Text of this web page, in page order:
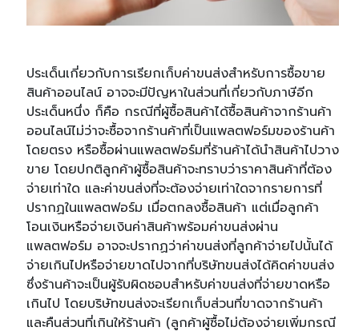
ประเด็นเกี่ยวกับการเรียกเก็บค่าขนส่งสำหรับการซื้อขาย
สินค้าออนไลน์ อาจจะมีปัญหาในส่วนที่เกี่ยวกับภาษีอีก
ประเด็นหนึ่ง ก็คือ กรณีที่ผู้ซื้อสินค้าได้ซื้อสินค้าจากร้านค้า
ออนไลน์ไม่ว่าจะซื้อจากร้านค้าที่เป็นแพลตฟอร์มของร้านค้า
โดยตรง หรือซื้อผ่านแพลตฟอร์มที่ร้านค้าได้นำสินค้าไปวาง
ขาย โดยปกติลูกค้าผู้ซื้อสินค้าจะทราบว่าราคาสินค้าที่ต้อง
จ่ายเท่าใด และค่าขนส่งที่จะต้องจ่ายเท่าใดจากรายการที่
ปรากฏในแพลตฟอร์ม เมื่อตกลงซื้อสินค้า แต่เมื่อลูกค้า
โอนเงินหรือจ่ายเงินค่าสินค้าพร้อมค่าขนส่งผ่าน
แพลตฟอร์ม อาจจะปรากฏว่าค่าขนส่งที่ลูกค้าจ่ายไปนั้นได้
จ่ายเกินไปหรือจ่ายขาดไปจากที่บริษัทขนส่งได้คิดค่าขนส่ง
ซึ่งร้านค้าจะเป็นผู้รับผิดชอบสำหรับค่าขนส่งที่จ่ายขาดหรือ
เกินไป โดยบริษัทขนส่งจะเรียกเก็บส่วนที่ขาดจากร้านค้า
และคืนส่วนที่เกินให้ร้านค้า (ลูกค้าผู้ซื้อไม่ต้องจ่ายเพิ่มกรณี